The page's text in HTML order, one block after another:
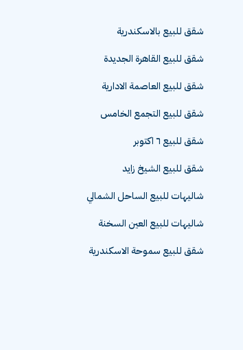
شقق للبيع بالاسكندرية
شقق للبيع القاهرة الجديدة
شقق للبيع العاصمة الادارية
شقق للبيع التجمع الخامس
شقق للبيع ٦ اكتوبر
شقق للبيع الشيخ زايد
شاليهات للبيع الساحل الشمالي
شاليهات للبيع العين السخنة
شقق للبيع سموحة الاسكندرية